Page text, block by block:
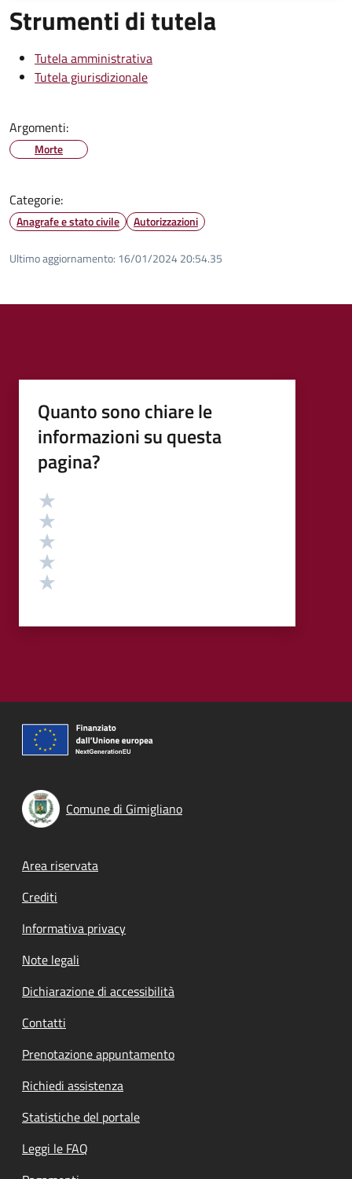
Strumenti di tutela
Tutela amministrativa
Tutela giurisdizionale
Argomenti:
Morte
Categorie:
Anagrafe e stato civile Autorizzazioni
Ultimo aggiornamento: 16/01/2024 20:54.35
Quanto sono chiare le
informazioni su questa
pagina?
Valutazione
Comune di Gimigliano
Footer menu
Area riservata
Crediti
Informativa privacy
Note legali
Dichiarazione di accessibilità
Contatti
Prenotazione appuntamento
Richiedi assistenza
Statistiche del portale
Leggi le FAQ